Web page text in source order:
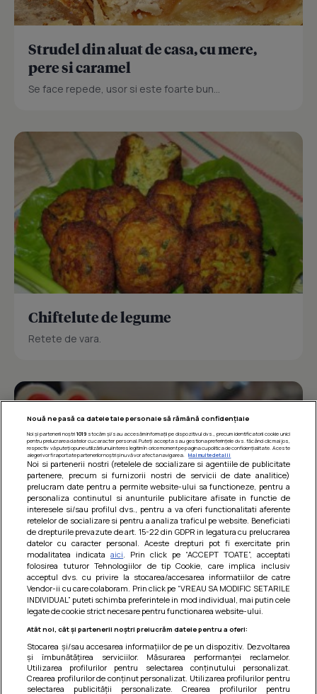
Strudel din aluat de casa, cu mere,
pere si caramel
Se face repede, usor si este foarte bun...
Chiftelute de legume
Retete de vara.
Barcute din vinete cu arpagic rosu
Un deliciu usor de preparat!
Nouă ne pasă ca datele tale personale să rămână confidențiale
Noi și partenerii noștri 1019stocăm și/sau accesăm informații pe dispozitivul dvs., precum identificatorii cookie unici
pentru prelucrarea datelor cu caracter personal. Puteți accepta sau gestiona preferințele dvs. făcând clic mai jos,
respectiv vă puteți opune utilizării unui interes legitim în orice moment pe pagina cu politica de confidențialitate. Aceste
alegeri vor fi raportate partenerilor noștri și nu vă vor afecta navigarea.
Mai multe detalii
Noi si partenerii nostri (retelele de socializare si agentiile de publicitate
partenere, precum si furnizorii nostri de servicii de date analitice)
prelucram date pentru a permite website-ului sa functioneze, pentru a
personaliza continutul si anunturile publicitare afisate in functie de
interesele si/sau profilul dvs., pentru a va oferi functionalitati aferente
retelelor de socializare si pentru a analiza traficul pe website. Beneficiati
de drepturile prevazute de art. 15-22 din GDPR in legatura cu prelucrarea
datelor cu caracter personal. Aceste drepturi pot fi exercitate prin
modalitatea indicataaici . Prin click pe “ACCEPT TOATE”, acceptati
folosirea tuturor Tehnologiilor de tip Cookie, care implica inclusiv
acceptul dvs. cu privire la stocarea/accesarea informatiilor de catre
Vendor-ii cu care colaboram. Prin click pe “VREAU SA MODIFIC SETARILE
INDIVIDUAL” puteti schimba preferintele in mod individual, mai putin cele
legate de cookie strict necesare pentru functionarea website-ului.
Atât noi, cât și partenerii noștri prelucrăm datele pentru a oferi:
Stocarea și/sau accesarea informațiilor de pe un dispozitiv. Dezvoltarea
și îmbunătățirea serviciilor. Măsurarea performanței reclamelor.
Utilizarea profilurilor pentru selectarea conținutului personalizat.
Crearea profilurilor de conținut personalizat. Utilizarea profilurilor pentru
selectarea publicității personalizate. Crearea profilurilor pentru